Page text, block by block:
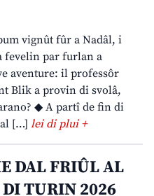
vignût fûr a Nadâl, i
fevelin par furlan a
aventure: il professôr
Blik a provin di svolâ,
◆ A partî de fin di
[…] lei di plui +
DAL FRIÛL AL
TURIN 2026